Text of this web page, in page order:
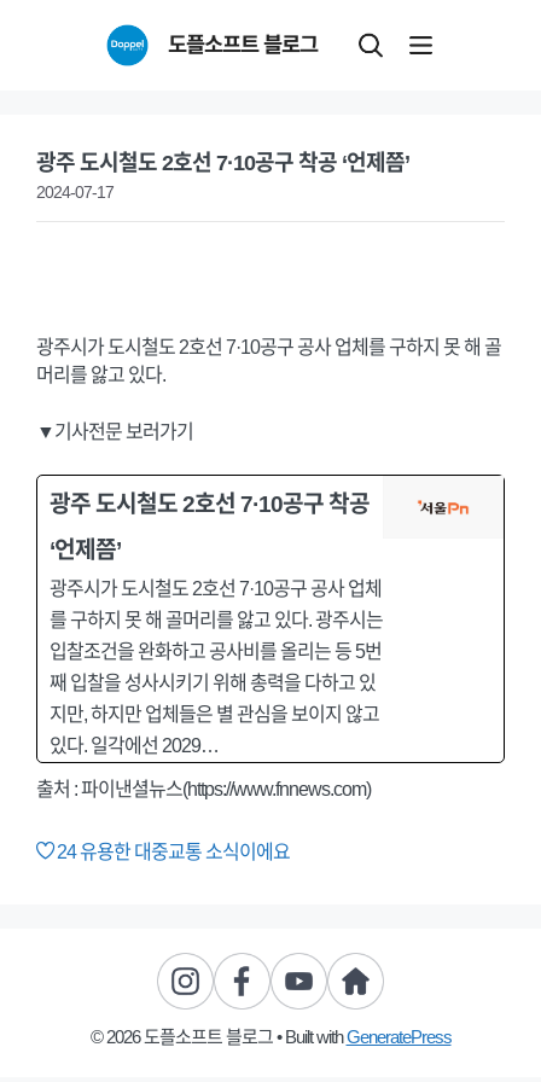
도플소프트 블로그
광주 도시철도 2호선 7·10공구 착공 ‘언제쯤’
2024-07-17
광주시가 도시철도 2호선 7·10공구 공사 업체를 구하지 못 해 골
머리를 앓고 있다.
▼기사전문 보러가기
광주 도시철도 2호선 7·10공구 착공
‘언제쯤’
광주시가 도시철도 2호선 7·10공구 공사 업체
를 구하지 못 해 골머리를 앓고 있다. 광주시는
입찰조건을 완화하고 공사비를 올리는 등 5번
째 입찰을 성사시키기 위해 총력을 다하고 있
지만, 하지만 업체들은 별 관심을 보이지 않고
있다. 일각에선 2029…
출처 : 파이낸셜뉴스(https://www.fnnews.com)
24유용한 대중교통 소식이에요
© 2026 도플소프트 블로그• Built withGeneratePress